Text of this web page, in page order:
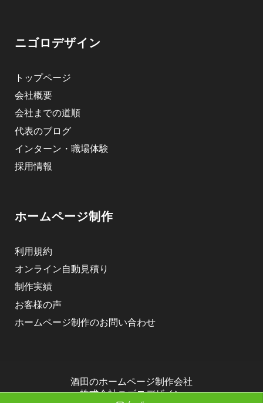
ニゴロデザイン
トップページ
会社概要
会社までの道順
代表のブログ
インターン・職場体験
採用情報
ホームページ制作
利用規約
オンライン自動見積り
制作実績
お客様の声
ホームページ制作のお問い合わせ
酒田のホームページ制作会社
株式会社ニゴロデザイン